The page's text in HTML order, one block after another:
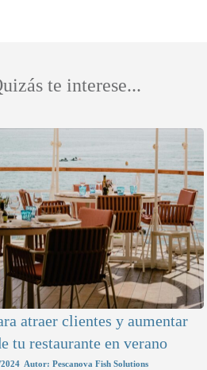
te interese...
atraer clientes y aumentar
tu restaurante en verano
Autor: Pescanova Fish Solutions